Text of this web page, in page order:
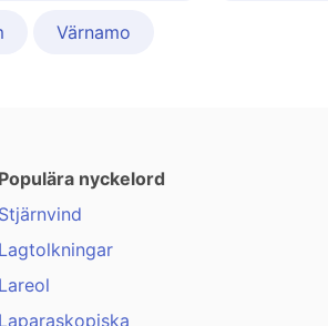
Värnamo
Populära nyckelord
Stjärnvind
Lagtolkningar
Lareol
Laparaskopiska